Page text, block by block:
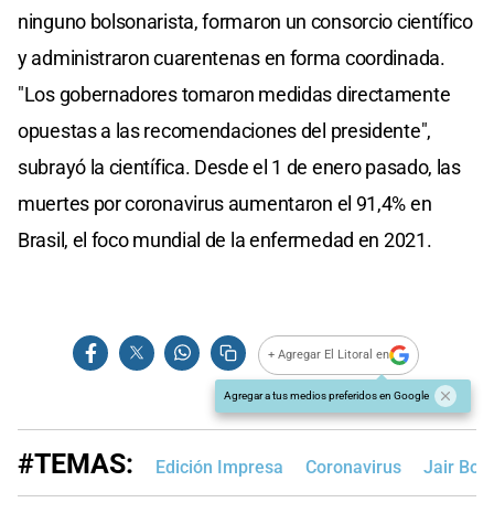
ninguno bolsonarista, formaron un consorcio científico
y administraron cuarentenas en forma coordinada.
"Los gobernadores tomaron medidas directamente
opuestas a las recomendaciones del presidente",
subrayó la científica. Desde el 1 de enero pasado, las
muertes por coronavirus aumentaron el 91,4% en
Brasil, el foco mundial de la enfermedad en 2021.
+ Agregar El Litoral en
Agregar a tus medios preferidos en Google
#TEMAS: Edición Impresa Coronavirus Jair